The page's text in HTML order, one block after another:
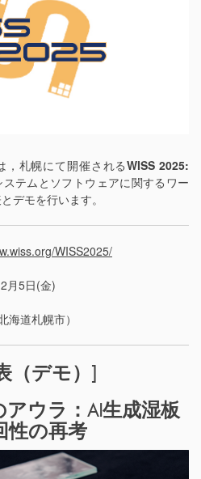
，札幌にて開催されるWISS 2025:
テムとソフトウェアに関するワー
デモを行います。
WISS2025/
月5日(金)
海道札幌市）
（デモ）]
ウラ：AI生成湿板
性の再考